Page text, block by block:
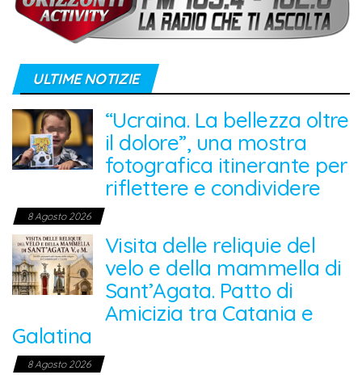
ULTIME NOTIZIE
“Ucraina. La bellezza oltre
il dolore”, una mostra
fotografica itinerante per
riflettere e condividere
8 Agosto 2026
Visita delle reliquie del
velo e della mammella di
Sant’Agata. Patto di
Amicizia tra Catania e
Galatina
8 Agosto 2026